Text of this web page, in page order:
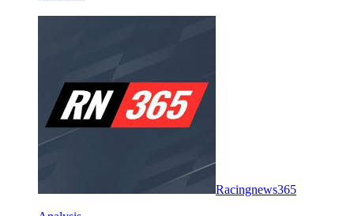
Racingnews365